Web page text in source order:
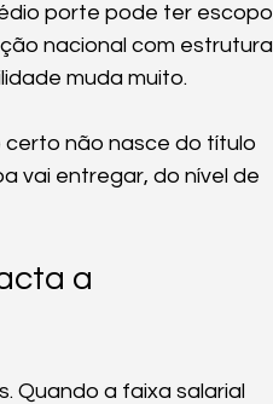
porte pode ter escopo
nacional com estrutura
muda muito.
certo não nasce do título
vai entregar, do nível de
a
Quando a faixa salarial